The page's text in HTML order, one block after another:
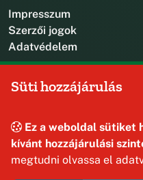
Impresszum
Szerzői jogok
Adatvédelem
8192 Hajmáskér, Kossuth
Süti hozzájárulás
Ez a weboldal sütiket
kívánt hozzájárulási
megtudni olvassa el